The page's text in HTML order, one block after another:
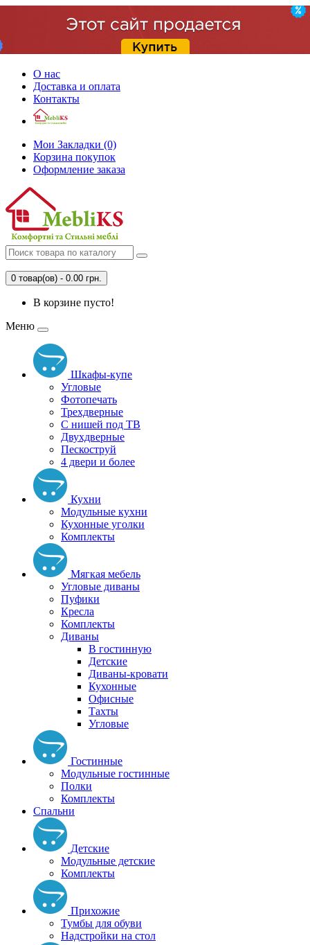
О нас
Доставка и оплата
Контакты
Мои Закладки (0)
Корзина покупок
Оформление заказа
0 товар(ов) - 0.00 грн.
В корзине пусто!
Меню
Шкафы-купе
Угловые
Фотопечать
Трехдверные
С нишей под ТВ
Двухдверные
Пескоструй
4 двери и более
Кухни
Модульные кухни
Кухонные уголки
Комплекты
Мягкая мебель
Угловые диваны
Пуфики
Кресла
Комплекты
Диваны
В гостинную
Детские
Диваны-кровати
Кухонные
Офисные
Тахты
Угловые
Гостинные
Модульные гостинные
Полки
Комплекты
Спальни
Детские
Модульные детские
Комплекты
Прихожие
Тумбы для обуви
Надстройки на стол